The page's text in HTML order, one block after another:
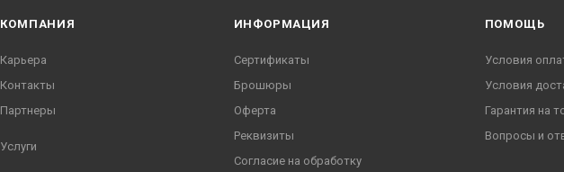
КОМПАНИЯ
Карьера
Контакты
Партнеры
Услуги
ИНФОРМАЦИЯ
Сертификаты
Брошюры
Оферта
Реквизиты
Согласие на обработку
ПОМОЩЬ
Условия
Условия
Гарантия на
Вопросы и